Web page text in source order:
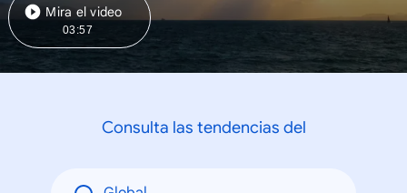
Mira el video
03:57
Consulta las tendencias del